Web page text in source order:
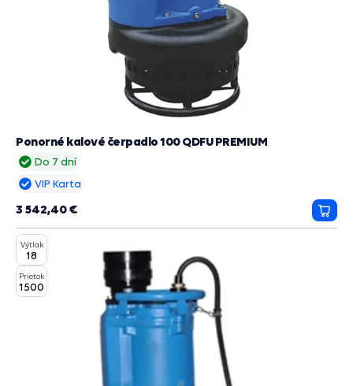
Do 7 dní
Ponorné kalové čerpadlo 100 QDFU PREMIUM
VIP Karta
3 542,40 €
do
Výtlak
18
Prietok
1500